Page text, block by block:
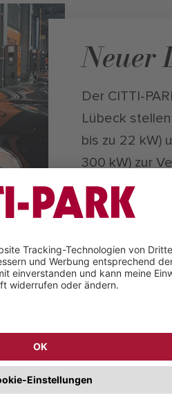
Neuer
Der CITTI-
Lübeck
bis zu 22 kW)
300 kW) zur
Parkhaus „Baltic“
und können mit
ist ebenfalls möglich.
dem Ladevorgang